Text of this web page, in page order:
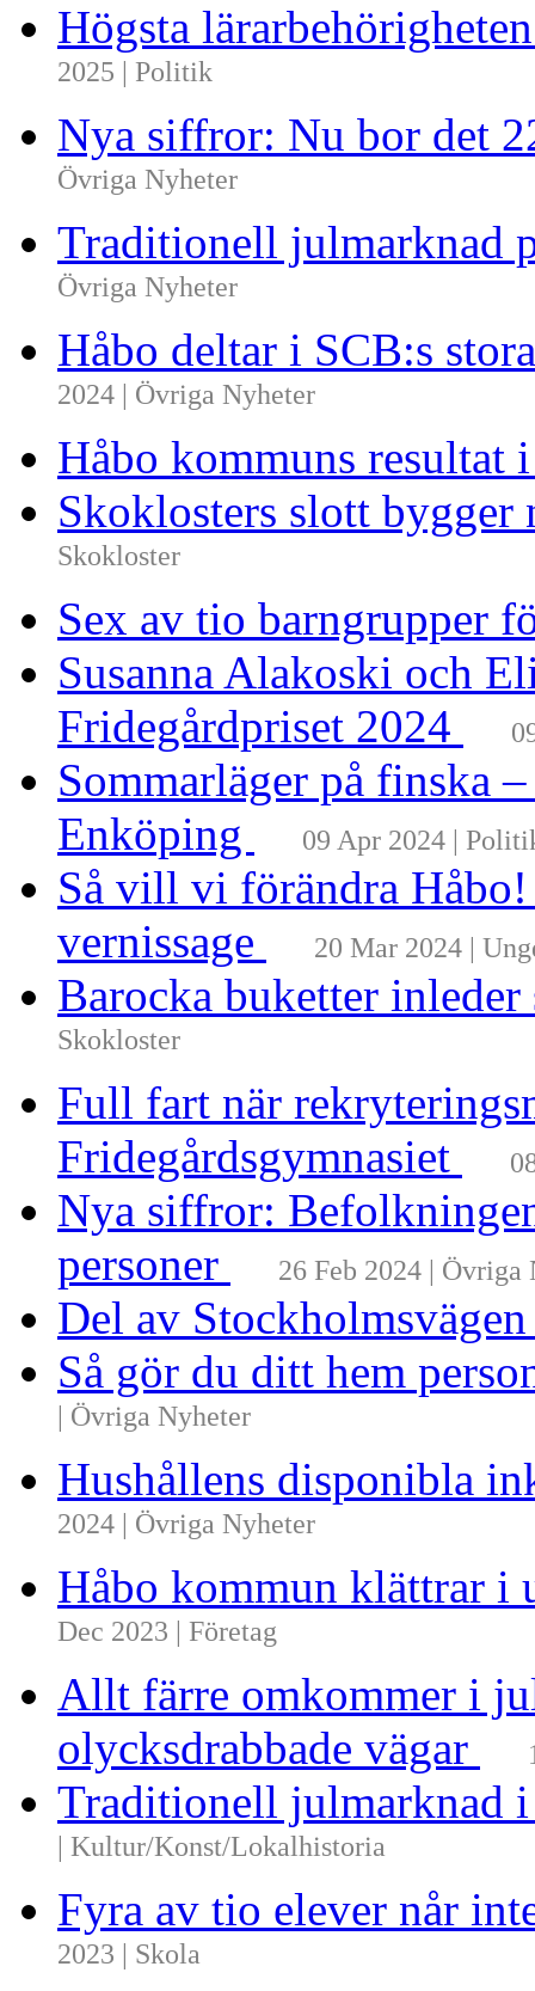
Högsta
2025 | Politik
Nya siffror: Nu bor det
Övriga Nyheter
Traditionell julmarknad
Övriga Nyheter
Håbo deltar i SCB:s
2024 | Övriga Nyheter
Håbo kommuns resultat
Skoklosters slott
Skokloster
Sex av tio barngrupper
Susanna Alakoski och
Fridegårdpriset 2024
Sommarläger på finska
Enköping
09 Apr 2024 |
Så vill vi förändra
vernissage
20 Mar 2024 |
Barocka buketter
Skokloster
Full fart när
Fridegårdsgymnasiet
Nya siffror:
personer
26 Feb 2024 | Övriga
Del av
Så gör du ditt hem
| Övriga Nyheter
Hushållens disponibla
2024 | Övriga Nyheter
Håbo kommun klättrar i
Dec 2023 | Företag
Allt färre omkommer i
olycksdrabbade vägar
Traditionell julmarknad
| Kultur/Konst/Lokalhistoria
Fyra av tio elever når
2023 | Skola